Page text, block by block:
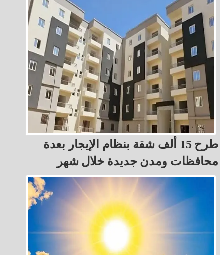
طرح 15 ألف شقة بنظام الإيجار بعدة
محافظات ومدن جديدة خلال شهر